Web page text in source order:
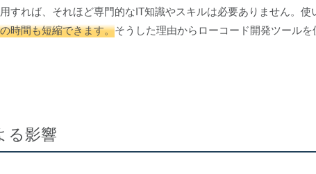
すれば、それほど専門的なIT知識やスキルは必要ありません。使
時間も短縮できます。そうした理由からローコード開発ツール
る影響